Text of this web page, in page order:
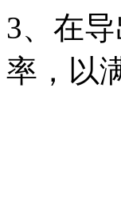
3、在
率，以